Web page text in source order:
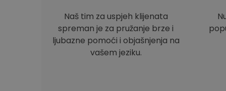
Naš tim za uspjeh klijenata
spreman je za pružanje brze i
ljubazne pomoći i objašnjenja na
vašem jeziku.